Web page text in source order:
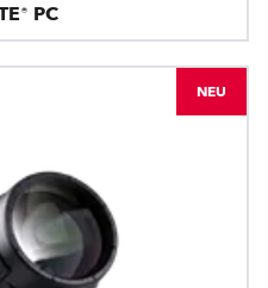
PC
NEU